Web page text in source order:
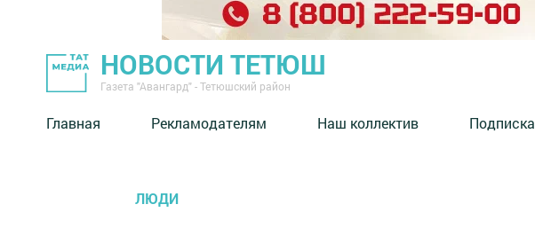
НОВОСТИ ТЕТЮШ
Газета "Авангард" - Тетюшский район
Главная Рекламодателям Наш коллектив Подписка
ЛЮДИ